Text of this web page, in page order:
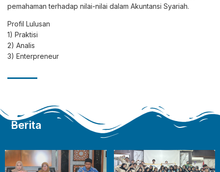
pemahaman terhadap nilai-nilai dalam Akuntansi Syariah.
Profil Lulusan
1) Praktisi
2) Analis
3) Enterpreneur
Berita